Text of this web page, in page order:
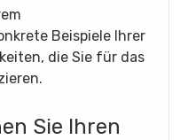
Beispiele Ihrer
die Sie für das
Sie Ihren